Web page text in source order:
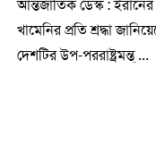
আন্তর্জাতিক ডেস্ক :
খামেনির প্রতি শ্রদ্ধা
দেশটির উপ-পররাষ্ট্রমন্ত্ ...